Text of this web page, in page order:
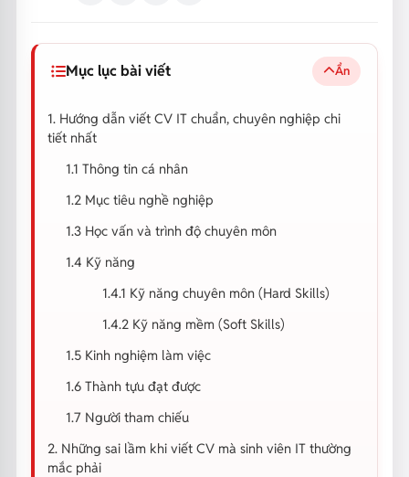
Mục lục bài viết Ẩn
1. Hướng dẫn viết CV IT chuẩn, chuyên nghiệp chi
tiết nhất
1.1 Thông tin cá nhân
1.2 Mục tiêu nghề nghiệp
1.3 Học vấn và trình độ chuyên môn
1.4 Kỹ năng
1.4.1 Kỹ năng chuyên môn (Hard Skills)
1.4.2 Kỹ năng mềm (Soft Skills)
1.5 Kinh nghiệm làm việc
1.6 Thành tựu đạt được
1.7 Người tham chiếu
2. Những sai lầm khi viết CV mà sinh viên IT thường
mắc phải